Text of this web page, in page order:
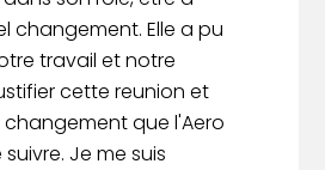
changement. Elle a pu
travail et notre
cette reunion et
que l'Aero
Je me suis